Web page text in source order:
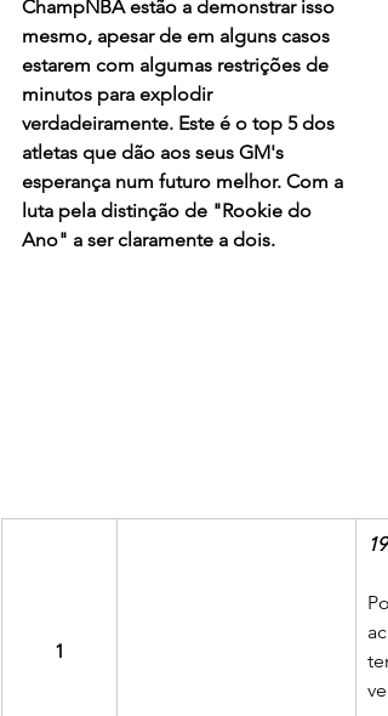
ChampNBA estão a demonstrar isso
mesmo, apesar de em alguns casos
estarem com algumas restrições de
minutos para explodir
verdadeiramente. Este é o top 5 dos
atletas que dão aos seus GM's
esperança num futuro melhor. Com a
luta pela distinção de "Rookie do
Ano" a ser claramente a dois.
1